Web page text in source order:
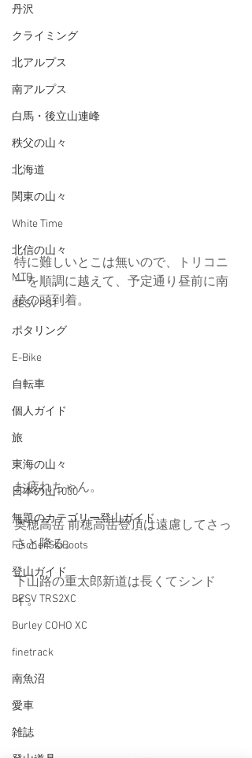
丹沢
クライミング
北アルプス
南アルプス
白馬・後立山連峰
秩父の山々
北海道
関東の山々
White Time
北信の山々
MTB
BESV PS1
ポタリング
E-Bike
自転車
個人ガイド
旅
東海の山々
日本の山1000
無題のカテゴリー登山ガイド
FischerSkiBoots
登山ガイド
BESV TRS2XC
Burley COHO XC
finetrack
南魚沼
愛車
雑誌
特に難しいとこは無いので、トリコニ
ーを順調に越えて、予定通り昼前に南
稜の頭到着。
お疲れちゃん。
奥穂高岳 前穂高岳登頂は遠慮してさっ
さと降る。
下山路の重太郎新道は長くてシンド
イ。